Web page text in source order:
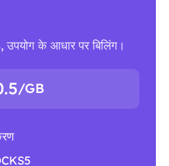
के आधार पर बिलिंग।
/GB